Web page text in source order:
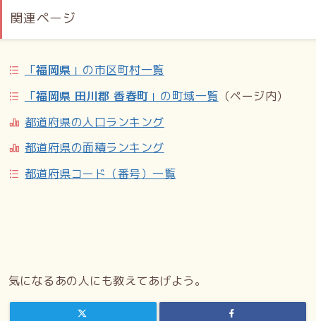
関連ページ
「福岡県 」の市区町村一覧
「福岡県 田川郡 香春町 」の町域一覧 （ページ内）
都道府県の人口ランキング
都道府県の面積ランキング
都道府県コード（番号）一覧
気になるあの人にも教えてあげよう。